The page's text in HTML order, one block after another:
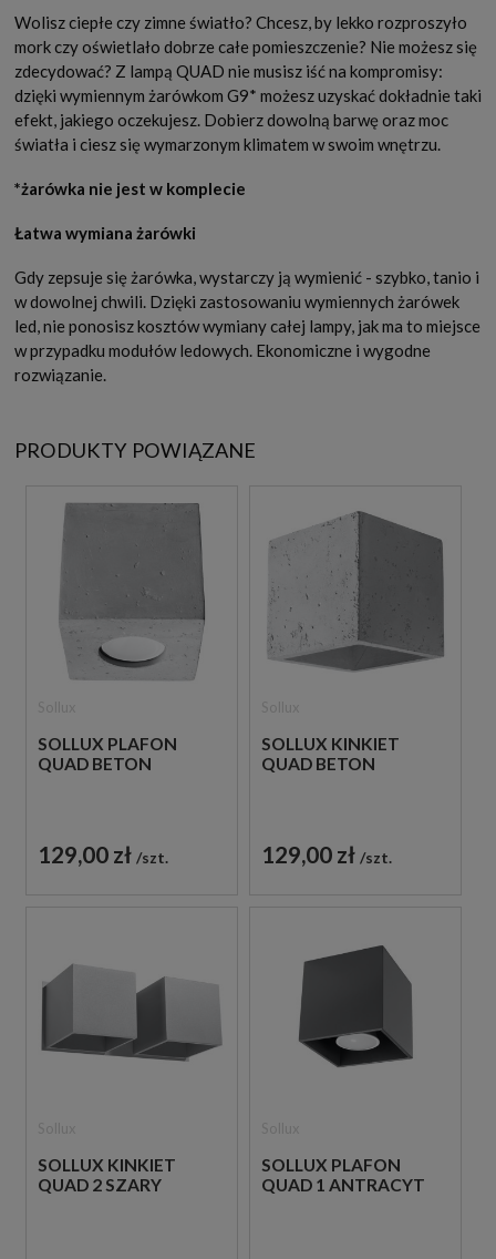
Wolisz ciepłe czy zimne światło? Chcesz, by lekko rozproszyło
mork czy oświetlało dobrze całe pomieszczenie? Nie możesz się
zdecydować? Z lampą QUAD nie musisz iść na kompromisy:
dzięki wymiennym żarówkom G9* możesz uzyskać dokładnie taki
efekt, jakiego oczekujesz. Dobierz dowolną barwę oraz moc
światła i ciesz się wymarzonym klimatem w swoim wnętrzu.
*żarówka nie jest w komplecie
Łatwa wymiana żarówki
Gdy zepsuje się żarówka, wystarczy ją wymienić - szybko, tanio i
w dowolnej chwili. Dzięki zastosowaniu wymiennych żarówek
led, nie ponosisz kosztów wymiany całej lampy, jak ma to miejsce
w przypadku modułów ledowych. Ekonomiczne i wygodne
rozwiązanie.
PRODUKTY POWIĄZANE
SOLLUX PLAFON
QUAD BETON
129,00 zł szt.
SOLLUX KINKIET
QUAD BETON
129,00 zł szt.
SOLLUX KINKIET
QUAD 2 SZARY
SOLLUX PLAFON
QUAD 1 ANTRACYT